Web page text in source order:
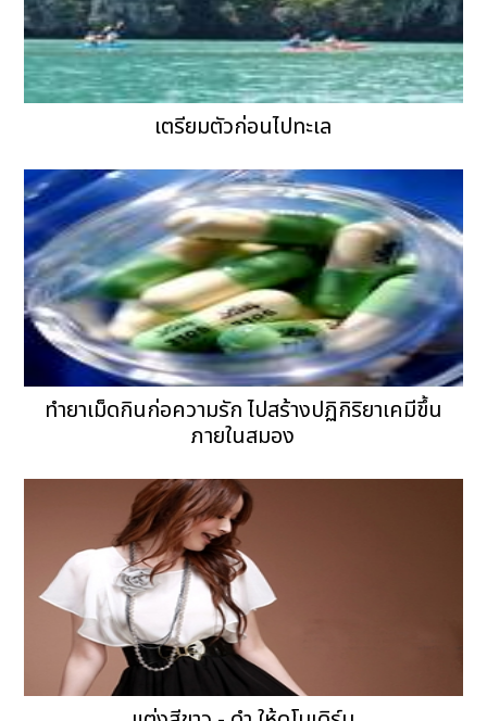
เตรียมตัวก่อนไปทะเล
ทำยาเม็ดกินก่อความรัก ไปสร้างปฏิกิริยาเคมีขึ้น
ภายในสมอง